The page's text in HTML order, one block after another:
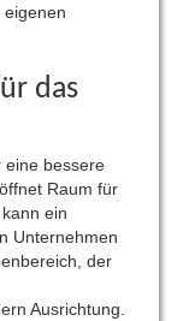
das
eine bessere
Raum für
ein
Unternehmen
der
Ausrichtung.